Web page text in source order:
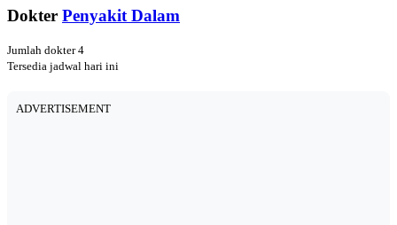
Dokter Penyakit Dalam
Jumlah dokter 4
Tersedia jadwal hari ini
ADVERTISEMENT